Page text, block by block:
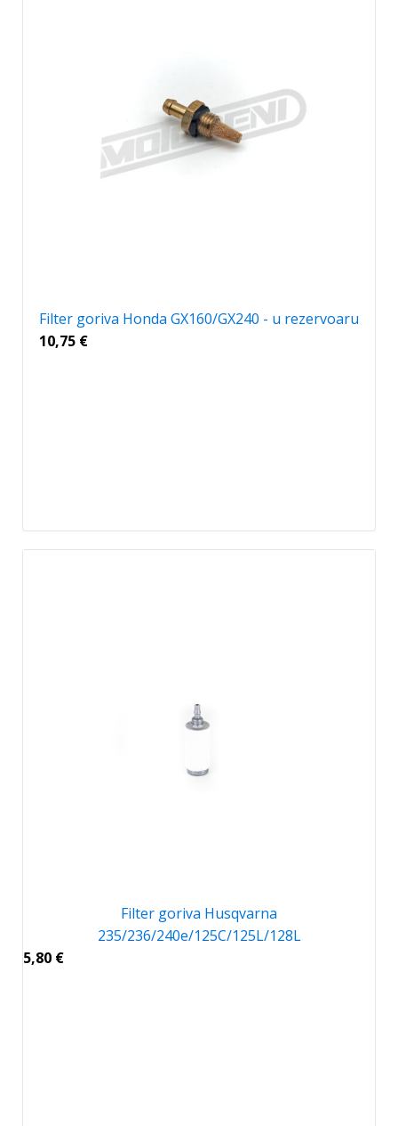
Filter goriva Honda GX160/GX240 - u rezervoaru
10,75 €
Filter goriva Husqvarna
235/236/240e/125C/125L/128L
5,80 €